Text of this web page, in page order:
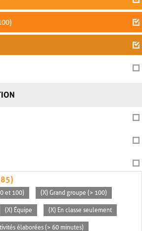
et 100) (X) Grand groupe (> 100)
(X) Équipe (X) En classe seulement
élaborées (> 60 minutes)